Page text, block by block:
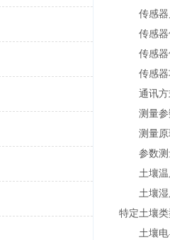
传感器
传感器
传感器
传感器
通讯方
测量参数
测量原理
参数测
土壤温
土壤湿度
特定土壤
土壤电导